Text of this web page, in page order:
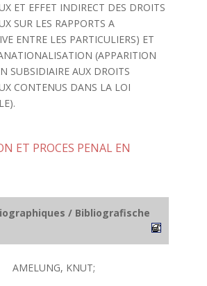
ET EFFET INDIRECT DES DROITS
SUR LES RAPPORTS A
ENTRE LES PARTICULIERS) ET
(APPARITION
SUBSIDIAIRE AUX DROITS
CONTENUS DANS LA LOI
ET PROCES PENAL EN
/ Bibliografische
AMELUNG, KNUT;